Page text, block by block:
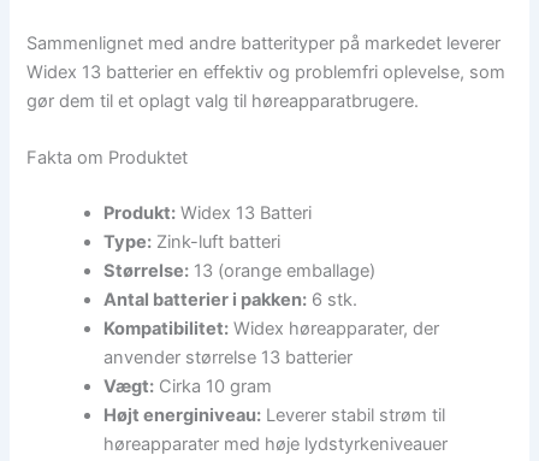
Sammenlignet med andre batterityper på markedet leverer
Widex 13 batterier en effektiv og problemfri oplevelse, som
gør dem til et oplagt valg til høreapparatbrugere.
Fakta om Produktet
Produkt: Widex 13 Batteri
Type: Zink-luft batteri
Størrelse: 13 (orange emballage)
Antal batterier i pakken: 6 stk.
Kompatibilitet: Widex høreapparater, der
anvender størrelse 13 batterier
Vægt: Cirka 10 gram
Højt energiniveau: Leverer stabil strøm til
høreapparater med høje lydstyrkeniveauer